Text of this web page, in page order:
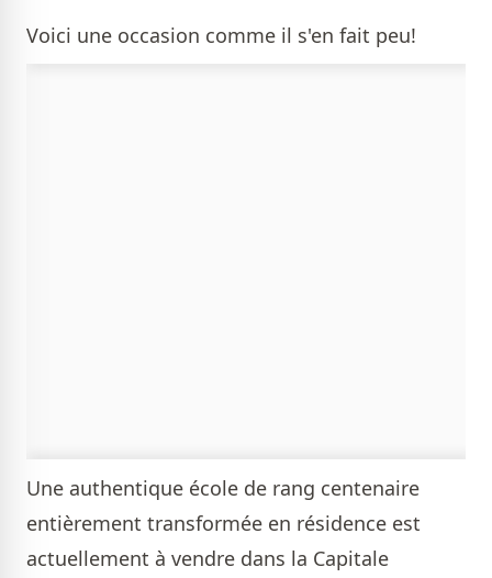
Voici une occasion comme il s'en fait peu!
Une authentique école de rang centenaire
entièrement transformée en résidence est
actuellement à vendre dans la Capitale